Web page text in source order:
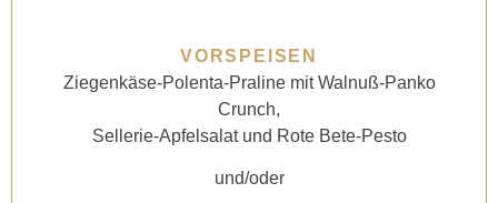
VORSPEISEN
Ziegenkäse-Polenta-Praline mit Walnuß-Panko
Crunch,
Sellerie-Apfelsalat und Rote Bete-Pesto
und/oder